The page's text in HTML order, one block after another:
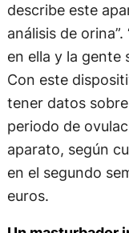
describe este
análisis de
en ella y la gente
Con este
tener datos
periodo de
aparato, según
en el segundo
euros.